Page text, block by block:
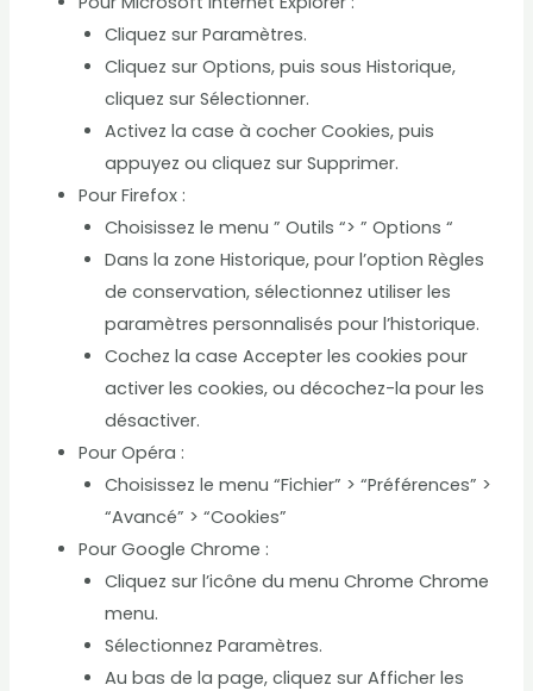
Cliquez sur Paramètres.
Cliquez sur Options, puis sous Historique,
cliquez sur Sélectionner.
Activez la case à cocher Cookies, puis
appuyez ou cliquez sur Supprimer.
Pour Firefox :
Choisissez le menu ” Outils “> ” Options “
Dans la zone Historique, pour l’option Règles
de conservation, sélectionnez utiliser les
paramètres personnalisés pour l’historique.
Cochez la case Accepter les cookies pour
activer les cookies, ou décochez-la pour les
désactiver.
Pour Opéra :
Choisissez le menu “Fichier” > “Préférences” >
“Avancé” > “Cookies”
Pour Google Chrome :
Cliquez sur l’icône du menu Chrome Chrome
menu.
Sélectionnez Paramètres.
Au bas de la page, cliquez sur Afficher les